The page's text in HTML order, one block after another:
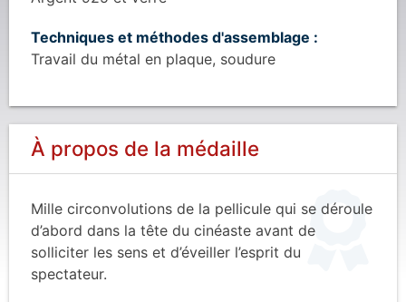
Techniques et méthodes d'assemblage :
Travail du métal en plaque, soudure
À propos de la médaille
Mille circonvolutions de la pellicule qui se déroule
d’abord dans la tête du cinéaste avant de
solliciter les sens et d’éveiller l’esprit du
spectateur.